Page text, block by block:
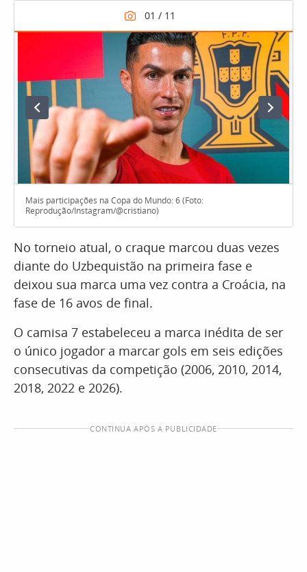
Mais participações na Copa do Mundo: 6 (Foto:
Reprodução/Instagram/@cristiano)
No torneio atual, o craque marcou duas vezes
diante do Uzbequistão na primeira fase e
deixou sua marca uma vez contra a Croácia, na
fase de 16 avos de final.
O camisa 7 estabeleceu a marca inédita de ser
o único jogador a marcar gols em seis edições
consecutivas da competição (2006, 2010, 2014,
2018, 2022 e 2026).
CONTINUA APÓS A PUBLICIDADE